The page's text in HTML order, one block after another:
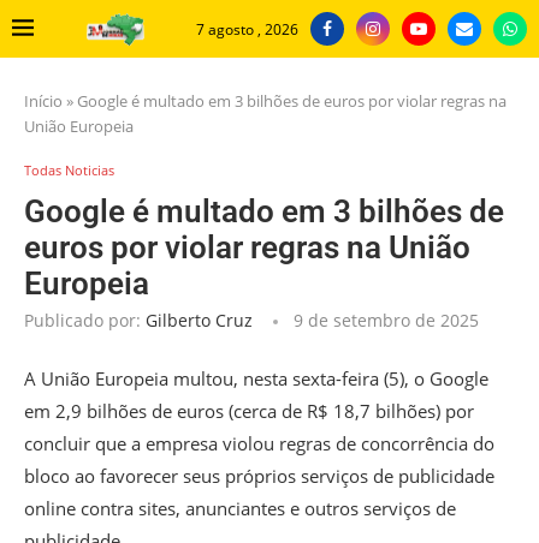
7 agosto , 2026
Início » Google é multado em 3 bilhões de euros por violar regras na
União Europeia
Todas Noticias
Google é multado em 3 bilhões de
euros por violar regras na União
Europeia
Publicado por: Gilberto Cruz 9 de setembro de 2025
A União Europeia multou, nesta sexta-feira (5), o Google
em 2,9 bilhões de euros (cerca de R$ 18,7 bilhões) por
concluir que a empresa violou regras de concorrência do
bloco ao favorecer seus próprios serviços de publicidade
online contra sites, anunciantes e outros serviços de